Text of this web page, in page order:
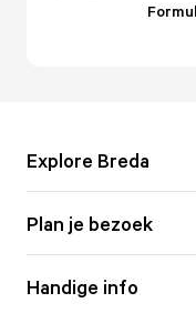
Explore Breda
Plan je bezoek
Handige info